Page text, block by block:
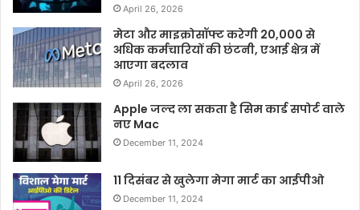
April 26, 2026
मेटा और माइक्रोसॉफ्ट करेगी 20,000 से
अधिक कर्मचारियों की छंटनी, एआई क्षेत्र में
आएगा बदलाव
April 26, 2026
Apple जल्द ला सकता है सिम कार्ड सपोर्ट वाले
नए Mac
December 11, 2024
11 दिसंबर से खुलेगा मेगा मार्ट का आईपीओ
December 11, 2024